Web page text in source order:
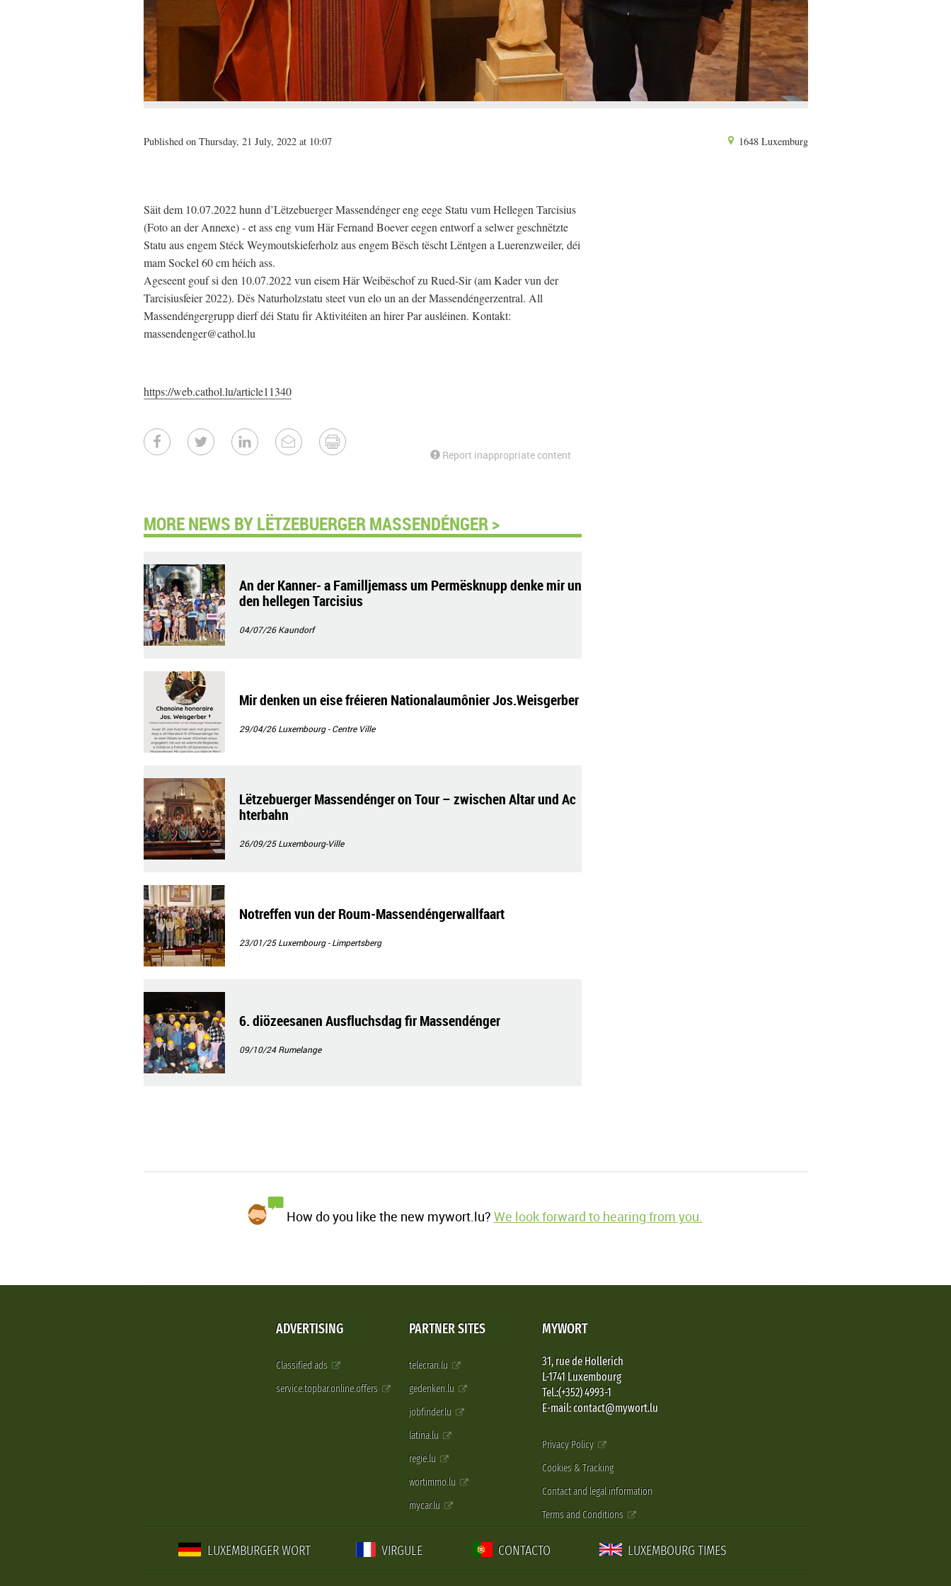
Published on Thursday, 21 July, 2022 at 10:07 1648 Luxemburg
Säit dem 10.07.2022 hunn d’Lëtzebuerger Massendénger eng eege Statu vum Hellegen Tarcisius
(Foto an der Annexe) - et ass eng vum Här Fernand Boever eegen entworf a selwer geschnëtzte
Statu aus engem Stéck Weymoutskieferholz aus engem Bësch tëscht Lëntgen a Luerenzweiler, déi
mam Sockel 60 cm héich ass.
Ageseent gouf si den 10.07.2022 vun eisem Här Weibëschof zu Rued-Sir (am Kader vun der
Tarcisiusfeier 2022). Dës Naturholzstatu steet vun elo un an der Massendéngerzentral. All
Massendéngergrupp dierf déi Statu fir Aktivitéiten an hirer Par ausléinen. Kontakt:
massendenger@cathol.lu
https://web.cathol.lu/article11340
Report inappropriate content
MORE NEWS BY LËTZEBUERGER MASSENDÉNGER >
An der Kanner- a Familljemass um Permësknupp denke mir un
den hellegen Tarcisius
04/07/26Kaundorf
Mir denken un eise fréieren Nationalaumônier Jos.Weisgerber
29/04/26Luxembourg - Centre Ville
Lëtzebuerger Massendénger on Tour – zwischen Altar und Ac
hterbahn
26/09/25Luxembourg-Ville
Notreffen vun der Roum-Massendéngerwallfaart
23/01/25Luxembourg - Limpertsberg
6. diözeesanen Ausfluchsdag fir Massendénger
09/10/24Rumelange
How do you like the new mywort.lu? We look forward to hearing from you.
ADVERTISING
Classified ads
service.topbar.online.offers
PARTNER SITES
telecran.lu
gedenken.lu
jobfinder.lu
latina.lu
regie.lu
wortimmo.lu
mycar.lu
MYWORT
31, rue de Hollerich
L-1741 Luxembourg
Tel.:(+352) 4993-1
E-mail: contact@mywort.lu
Privacy Policy
Cookies & Tracking
Contact and legal information
Terms and Conditions
LUXEMBURGER WORT VIRGULE CONTACTO LUXEMBOURG TIMES